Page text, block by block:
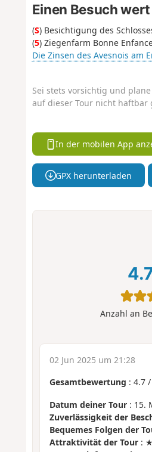
Einen Besuch wert
(S) Besichtigung des
(5) Ziegenfarm Bonne
Die Zinsen des Avesnois am
Sei stets vorsichtig und
auf dieser Tour nicht haftbar
In der mobilen App
GPX herunterladen
Anzahl an
02 Jun 2025 um 21:28
Gesamtbewertung : 4.7/
Datum deiner Tour: 15.
Zuverlässigkeit der
Bequemes Folgen der
Attraktivität der Tour: